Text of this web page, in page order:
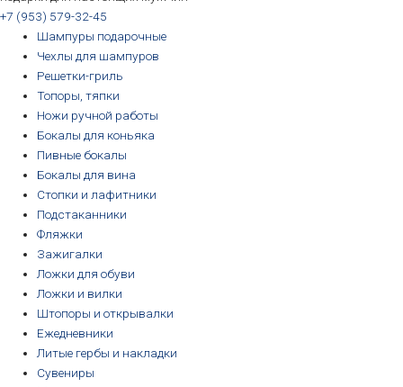
+7 (953) 579-32-45
Шампуры подарочные
Чехлы для шампуров
Решетки-гриль
Топоры, тяпки
Ножи ручной работы
Бокалы для коньяка
Пивные бокалы
Бокалы для вина
Стопки и лафитники
Подстаканники
Фляжки
Зажигалки
Ложки для обуви
Ложки и вилки
Штопоры и открывалки
Ежедневники
Литые гербы и накладки
Сувениры